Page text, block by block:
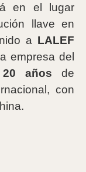
en el lugar
llave en
a LALEF
empresa del
20 años de
con